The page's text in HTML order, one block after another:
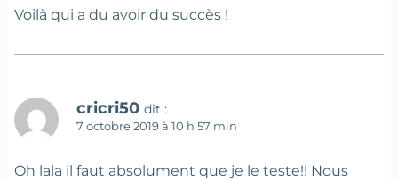
Voilà qui a du avoir du succès !
cricri50 dit :
7 octobre 2019 à 10 h 57 min
Oh lala il faut absolument que je le teste!! Nous